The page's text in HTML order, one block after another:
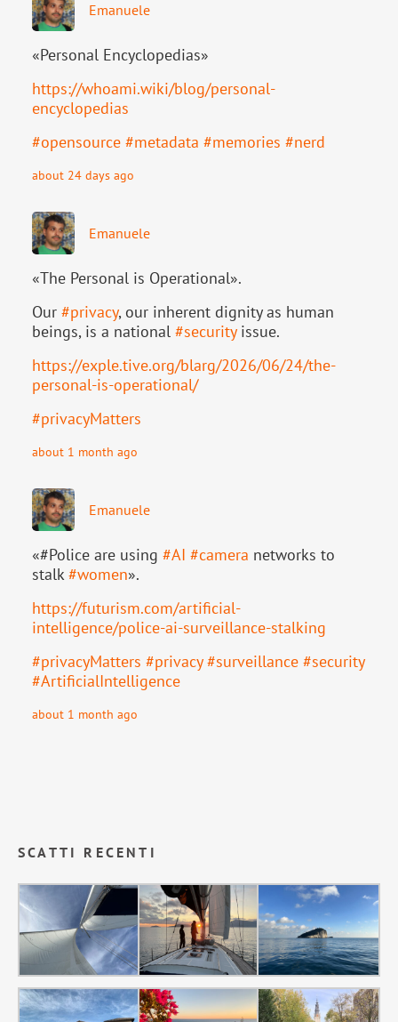
Emanuele
«Personal Encyclopedias»
https://whoami.wiki/blog/personal-
encyclopedias
#opensource #metadata #memories #nerd
about 24 days ago
Emanuele
«The Personal is Operational».
Our #privacy, our inherent dignity as human
beings, is a national #securityissue.
https://exple.tive.org/blarg/2026/06/24/the-
personal-is-operational/
#privacyMatters
about 1 month ago
Emanuele
«#Police are using #AI #camera networks to
stalk#women».
https://futurism.com/artificial-
intelligence/police-ai-surveillance-stalking
#privacyMatters #privacy #surveillance #security
#ArtificialIntelligence
about 1 month ago
SCATTI RECENTI